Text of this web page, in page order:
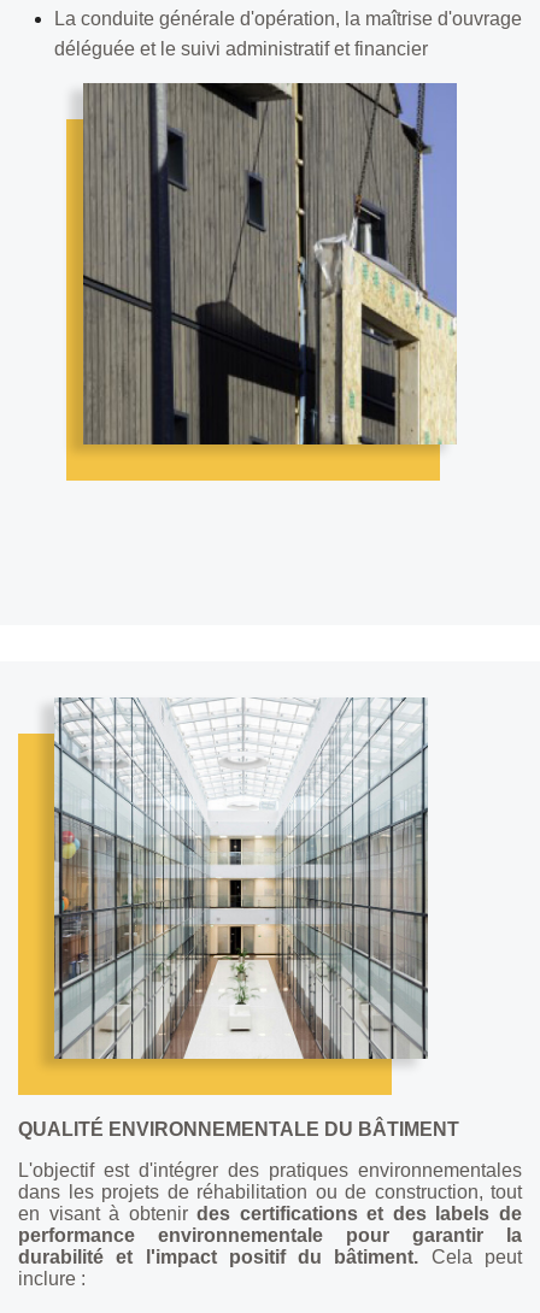
La conduite générale d'opération, la maîtrise d'ouvrage
déléguée et le suivi administratif et financier
QUALITÉ ENVIRONNEMENTALE DU BÂTIMENT
L'objectif est d'intégrer des pratiques environnementales
dans les projets de réhabilitation ou de construction, tout
en visant à obtenirdes certifications et des labels de
performance environnementale pour garantir la
durabilité et l'impact positif du bâtiment. Cela peut
inclure :